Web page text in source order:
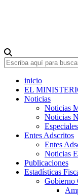
inicio
EL
Noticias
Noticias
Noticias
Especiales
Entes Adscritos
Entes
Noticias
Publicaciones
Estadísticas
Gobierno